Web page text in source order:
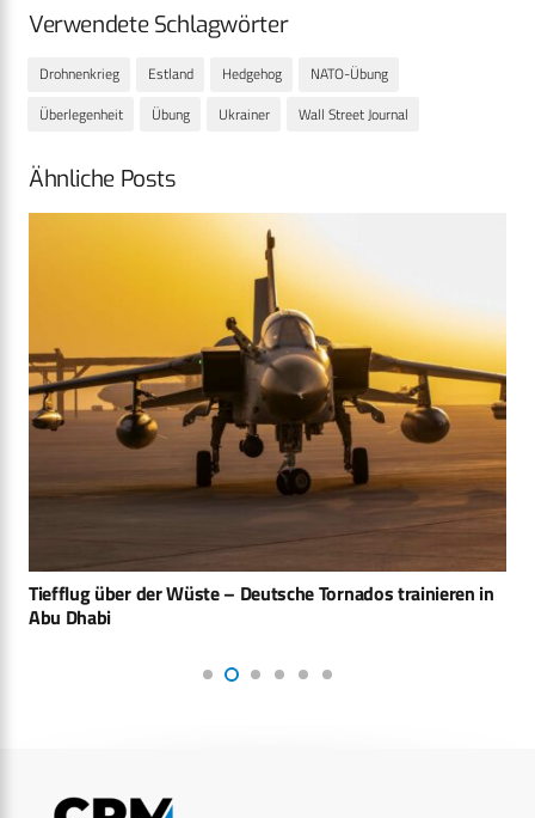
Verwendete Schlagwörter
Drohnenkrieg Estland Hedgehog
NATO-Übung
Überlegenheit
Übung Ukrainer Wall Street Journal
Ähnliche Posts
Tiefflug über der Wüste – Deutsche Tornados trainieren in
Abu Dhabi